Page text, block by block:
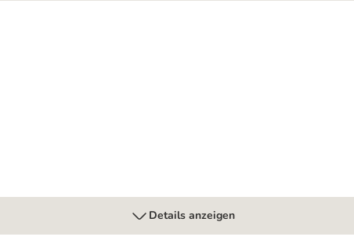
Details anzeigen